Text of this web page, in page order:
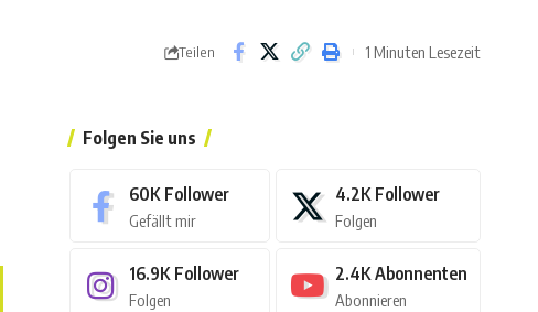
Teilen 1 Minuten Lesezeit
Folgen Sie uns
60K Follower
Gefällt mir
4.2K Follower
Folgen
16.9K Follower
Folgen
2.4K Abonnenten
Abonnieren